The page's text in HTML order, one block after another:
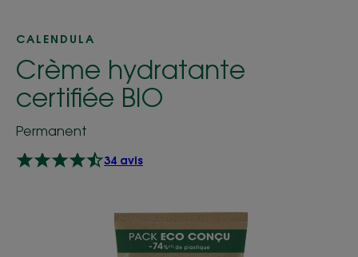
CALENDULA
Crème hydratante
certifiée BIO
Permanent
34 avis